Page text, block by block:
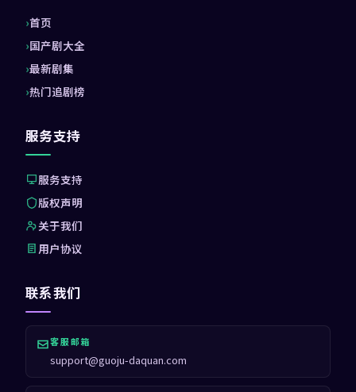
首页
国产剧大全
最新剧集
热门追剧榜
服务支持
服务支持
版权声明
关于我们
用户协议
联系我们
客服邮箱
support@guoju-daquan.com